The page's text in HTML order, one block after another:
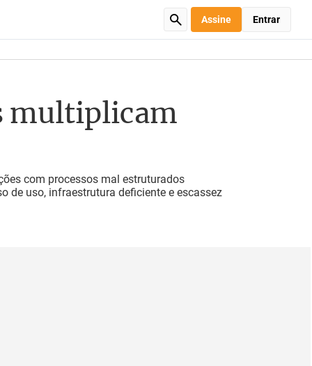
Assine Entrar
multiplicam
com processos mal estruturados
de uso, infraestrutura deficiente e escassez